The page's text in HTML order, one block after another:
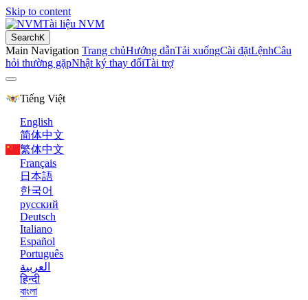
Skip to content
Tài liệu NVM
SearchK
Main Navigation Trang chủHướng dẫnTải xuốngCài đặtLệnhCâu
hỏi thường gặpNhật ký thay đổiTài trợ
Tiếng Việt
English
简体中文
繁体中文
Français
日本語
한국어
русский
Deutsch
Italiano
Español
Português
العربية
हिन्दी
বাংলা